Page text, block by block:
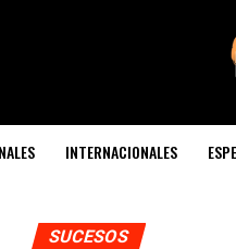
INTERNACIONALES
SUCESOS